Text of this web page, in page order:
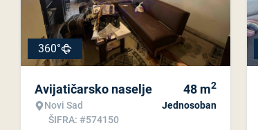
360°
Avijatičarsko naselje
Novi Sad
ŠIFRA: #574150
48 m2
Jednosoban